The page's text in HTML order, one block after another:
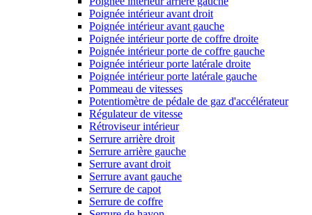
Poignée intérieur avant droit
Poignée intérieur avant gauche
Poignée intérieur porte de coffre droite
Poignée intérieur porte de coffre gauche
Poignée intérieur porte latérale droite
Poignée intérieur porte latérale gauche
Pommeau de vitesses
Potentiomètre de pédale de gaz d'accélérateur
Régulateur de vitesse
Rétroviseur intérieur
Serrure arrière droit
Serrure arrière gauche
Serrure avant droit
Serrure avant gauche
Serrure de capot
Serrure de coffre